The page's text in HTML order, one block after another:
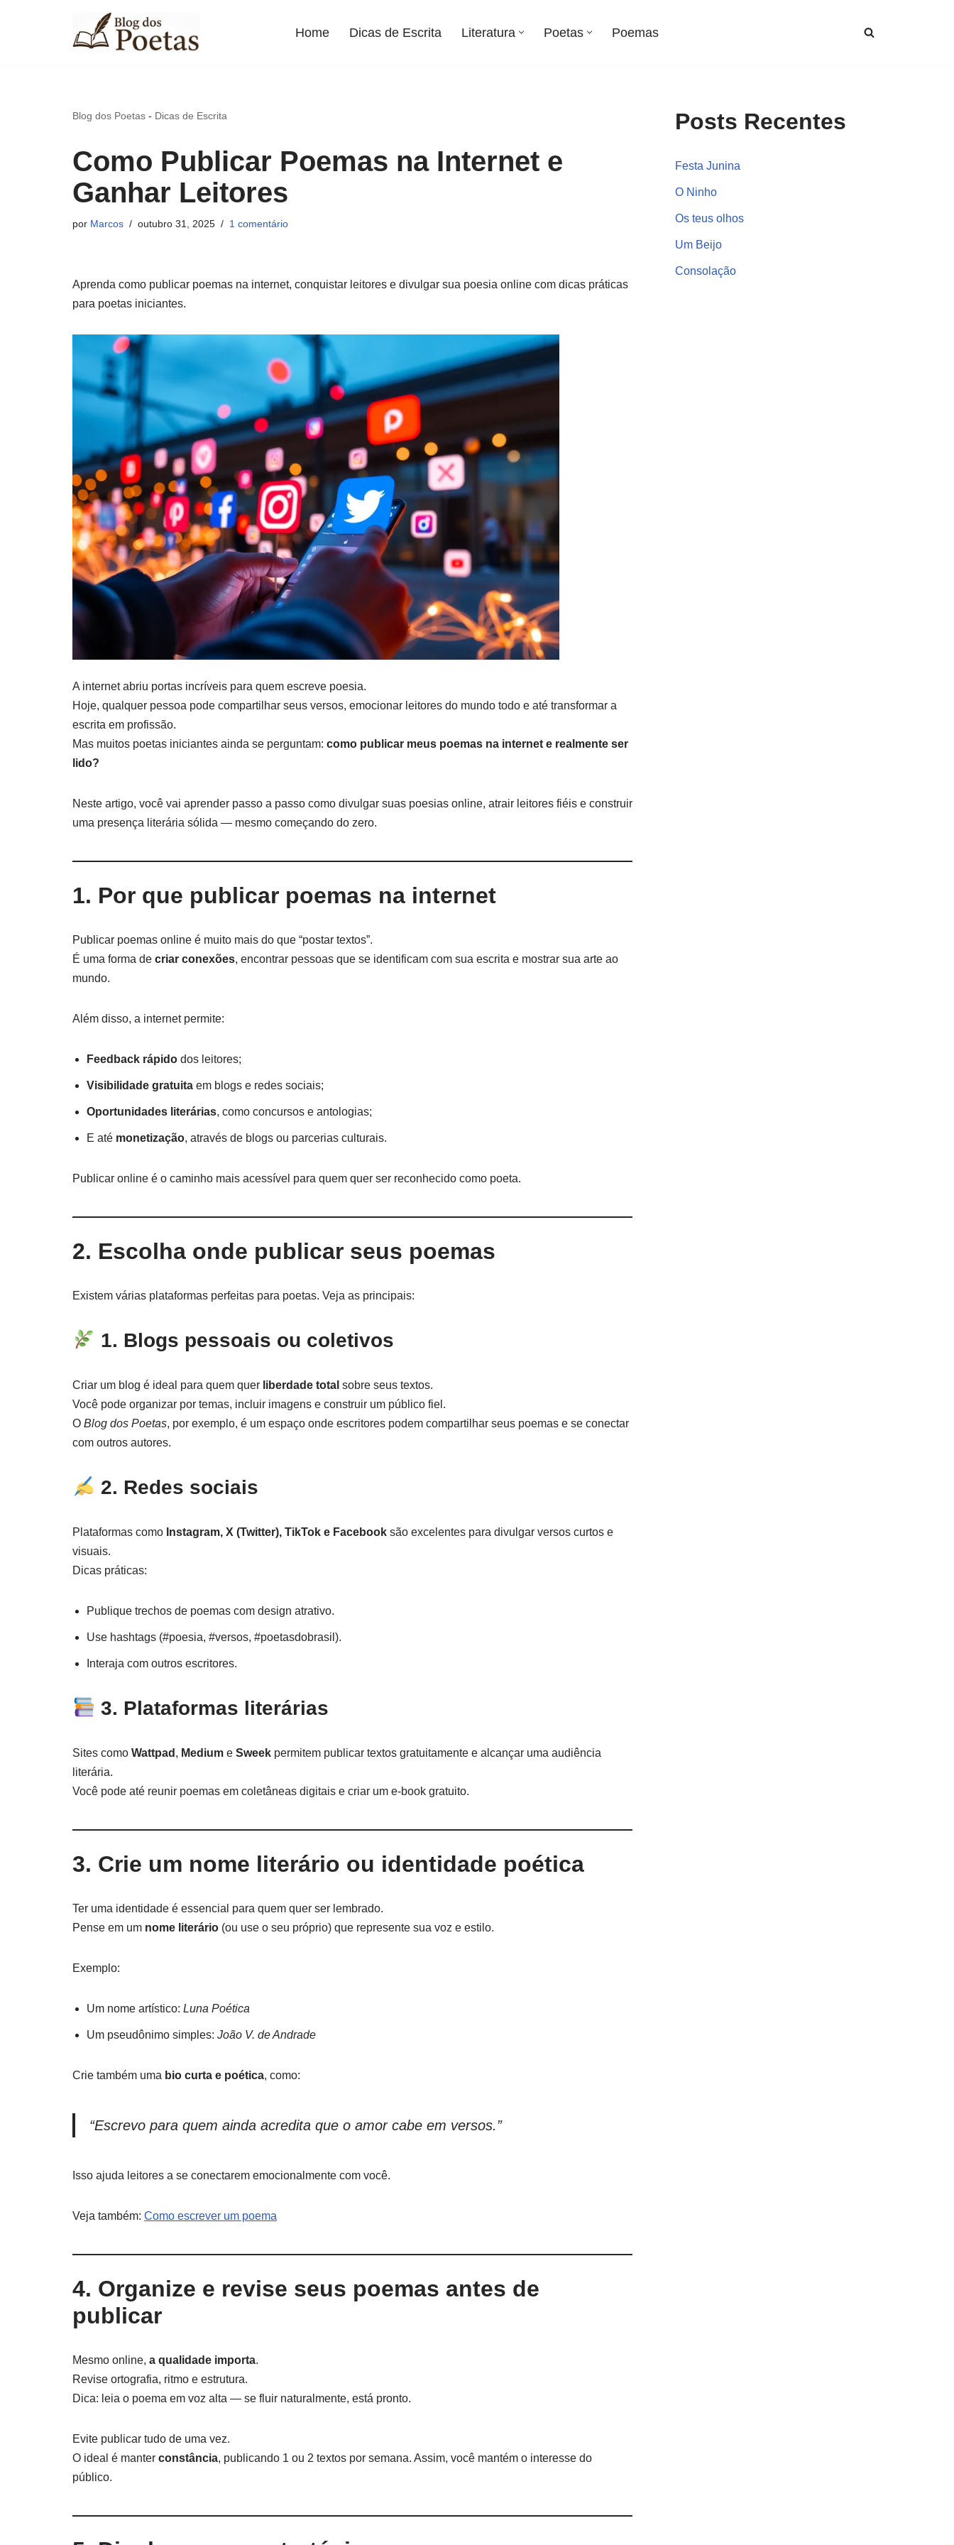
Home Dicas de Escrita Literatura Poetas Poemas
Blog dos Poetas - Dicas de Escrita
Como Publicar Poemas na Internet e
Ganhar Leitores
por Marcos outubro 31, 2025 1 comentário
Aprenda como publicar poemas na internet, conquistar leitores e divulgar sua poesia online com dicas práticas
para poetas iniciantes.
A internet abriu portas incríveis para quem escreve poesia.
Hoje, qualquer pessoa pode compartilhar seus versos, emocionar leitores do mundo todo e até transformar a
escrita em profissão.
Mas muitos poetas iniciantes ainda se perguntam: como publicar meus poemas na internet e realmente ser
lido?
Neste artigo, você vai aprender passo a passo como divulgar suas poesias online, atrair leitores fiéis e construir
uma presença literária sólida — mesmo começando do zero.
1. Por que publicar poemas na internet
Publicar poemas online é muito mais do que “postar textos”.
É uma forma de criar conexões, encontrar pessoas que se identificam com sua escrita e mostrar sua arte ao
mundo.
Além disso, a internet permite:
Feedback rápido dos leitores;
Visibilidade gratuita em blogs e redes sociais;
Oportunidades literárias, como concursos e antologias;
E até monetização, através de blogs ou parcerias culturais.
Publicar online é o caminho mais acessível para quem quer ser reconhecido como poeta.
2. Escolha onde publicar seus poemas
Existem várias plataformas perfeitas para poetas. Veja as principais:
1. Blogs pessoais ou coletivos
Criar um blog é ideal para quem quer liberdade total sobre seus textos.
Você pode organizar por temas, incluir imagens e construir um público fiel.
O Blog dos Poetas, por exemplo, é um espaço onde escritores podem compartilhar seus poemas e se conectar
com outros autores.
2. Redes sociais
Plataformas como Instagram, X (Twitter), TikTok e Facebook são excelentes para divulgar versos curtos e
visuais.
Dicas práticas:
Publique trechos de poemas com design atrativo.
Use hashtags (#poesia, #versos, #poetasdobrasil).
Interaja com outros escritores.
3. Plataformas literárias
Sites como Wattpad , Medium e Sweek permitem publicar textos gratuitamente e alcançar uma audiência
literária.
Você pode até reunir poemas em coletâneas digitais e criar um e-book gratuito.
3. Crie um nome literário ou identidade poética
Ter uma identidade é essencial para quem quer ser lembrado.
Pense em um nome literário (ou use o seu próprio) que represente sua voz e estilo.
Exemplo:
Um nome artístico: Luna Poética
Um pseudônimo simples: João V. de Andrade
Crie também uma bio curta e poética, como:
“Escrevo para quem ainda acredita que o amor cabe em versos.”
Isso ajuda leitores a se conectarem emocionalmente com você.
Veja também: Como escrever um poema
4. Organize e revise seus poemas antes de
publicar
Mesmo online, a qualidade importa.
Revise ortografia, ritmo e estrutura.
Dica: leia o poema em voz alta — se fluir naturalmente, está pronto.
Evite publicar tudo de uma vez.
O ideal é manter constância, publicando 1 ou 2 textos por semana. Assim, você mantém o interesse do
público.
Posts Recentes
Festa Junina
O Ninho
Os teus olhos
Um Beijo
Consolação